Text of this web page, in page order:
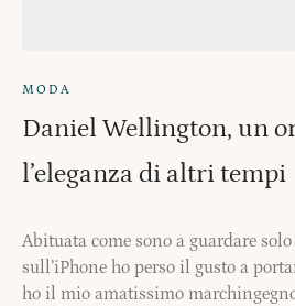
MODA
Daniel Wellington, un
l’eleganza di altri tempi
Abituata come sono a guardare solo
sull’iPhone ho perso il gusto a
ho il mio amatissimo